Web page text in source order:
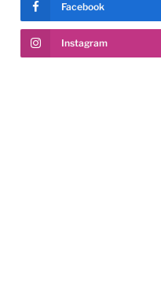
Facebook
Instagram